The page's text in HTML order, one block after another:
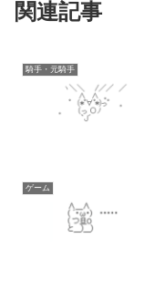
関連記事
騎手・元騎手
ゲーム